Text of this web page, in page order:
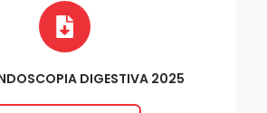
DIGESTIVA 2025